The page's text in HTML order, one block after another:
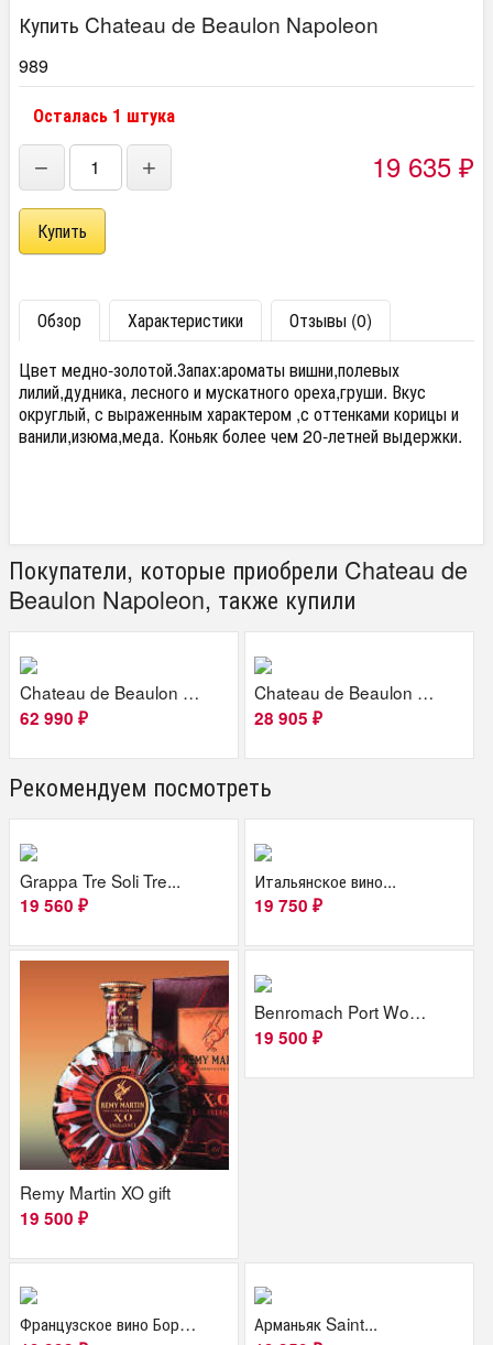
Купить Chateau de Beaulon Napoleon
989
Осталась 1 штука
− + 19 635 ₽
Обзор Характеристики
Отзывы (0)
Цвет медно-золотой.Запах:ароматы вишни,полевых
лилий,дудника, лесного и мускатного ореха,груши. Вкус
округлый, с выраженным характером ,с оттенками корицы и
ванили,изюма,меда. Коньяк более чем 20-летней выдержки.
Покупатели, которые приобрели Chateau de
Beaulon Napoleon, также купили
Chateau de Beaulon 1975
62 990 ₽
Chateau de Beaulon XO...
28 905₽
Рекомендуем посмотреть
Grappa Tre Soli Tre...
19 560 ₽
Итальянское вино...
19 750₽
Remy Martin XO gift
19 500 ₽
Benromach Port Wood...
19 500₽
Французское вино Бордо...
Арманьяк Saint...